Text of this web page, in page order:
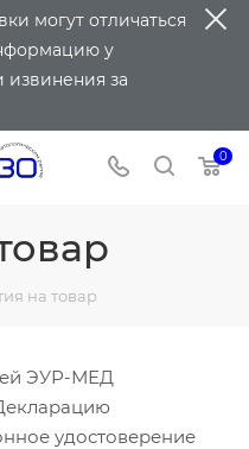
могут отличаться
у
за
0
на товар
ЭУР-МЕД
удостоверение